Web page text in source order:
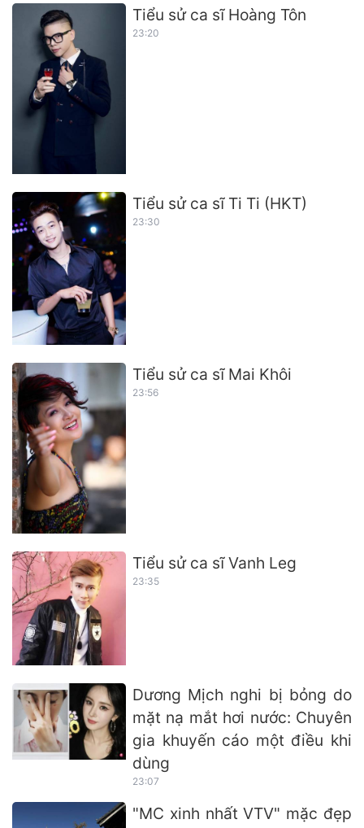
Tiểu sử ca sĩ Hoàng Tôn
23:20
Tiểu sử ca sĩ Ti Ti (HKT)
23:30
Tiểu sử ca sĩ Mai Khôi
23:56
Tiểu sử ca sĩ Vanh Leg
23:35
Dương Mịch nghi bị bỏng do
mặt nạ mắt hơi nước: Chuyên
gia khuyến cáo một điều khi
dùng
23:07
"MC xinh nhất VTV" mặc đẹp